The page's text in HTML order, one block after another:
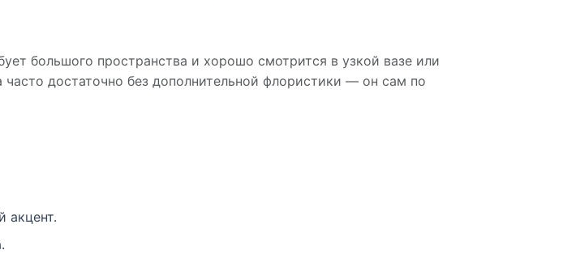
большого пространства и хорошо смотрится в узкой вазе или
достаточно без дополнительной флористики — он сам по
акцент.